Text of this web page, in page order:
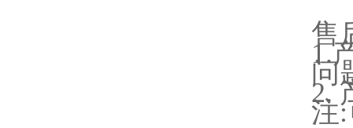
售
1.
问
2.
注